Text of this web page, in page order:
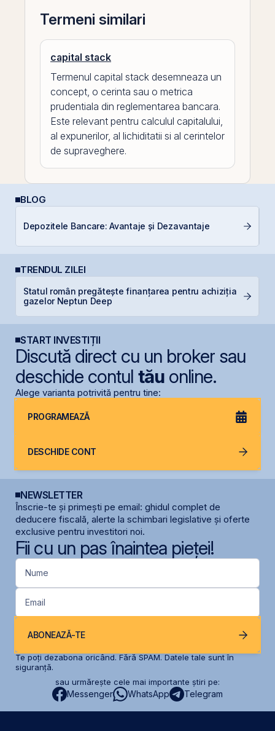
Termeni similari
capital stack
Termenul capital stack desemneaza un
concept, o cerinta sau o metrica
prudentiala din reglementarea bancara.
Este relevant pentru calculul capitalului,
al expunerilor, al lichiditatii si al cerintelor
de supraveghere.
BLOG
Depozitele Bancare: Avantaje și Dezavantaje
TRENDUL ZILEI
Statul român pregătește finanțarea pentru achiziția
gazelor Neptun Deep
START INVESTIȚII
Discută direct cu un broker sau
deschide contul tăuonline.
Alege varianta potrivită pentru tine:
PROGRAMEAZĂ
DESCHIDE CONT
NEWSLETTER
Înscrie-te și primești pe email: ghidul complet de
deducere fiscală, alerte la schimbari legislative și oferte
exclusive pentru investitori noi.
Fii cu un pas înaintea pieței!
Nume
Email
ABONEAZĂ-TE
Te poți dezabona oricând. Fără SPAM. Datele tale sunt în
siguranță.
sau urmărește cele mai importante știri pe:
Messenger WhatsApp Telegram